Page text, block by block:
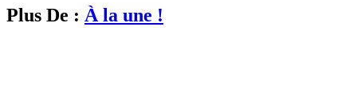
Plus De : À la une !